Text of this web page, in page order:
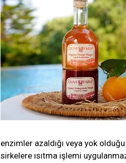
enzimler azaldığı veya yok
sirkelere ısıtma işlemi